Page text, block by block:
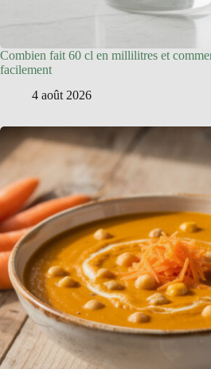
Combien fait 60 cl en millilitres et
facilement
4 août 2026